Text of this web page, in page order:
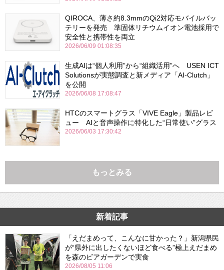
QIROCA、薄さ約8.3mmのQi2対応モバイルバッ
テリーを発売 準固体リチウムイオン電池採用で
安全性と携帯性を両立
2026/06/09 01:08:35
生成AIは“個人利用”から“組織活用”へ USEN ICT
Solutionsが実態調査と新メディア「AI-Clutch」
を公開
2026/06/08 17:08:47
HTCのスマートグラス「VIVE Eagle」製品レビ
ュー AIと音声操作に特化した“日常使い”グラス
2026/06/03 17:30:42
もっとみる
新着記事
「えだまめって、こんなに甘かった？」新潟県民
が“県外に出したくないほど食べる”極上えだまめ
を森のビアガーデンで実食
2026/08/05 11:06